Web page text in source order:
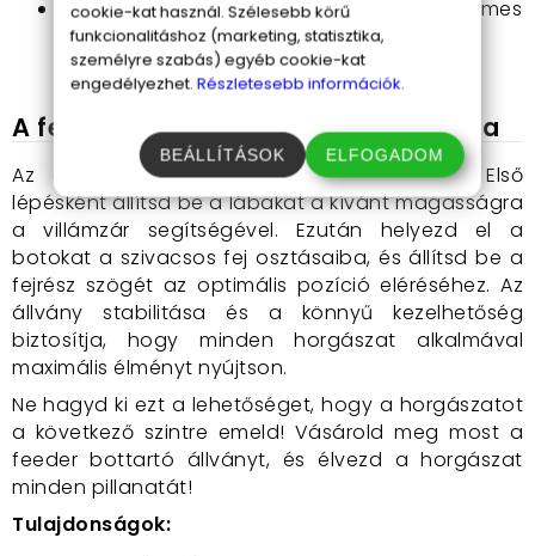
12 osztású szivacsos fej:Több bot kényelmes
és biztonságos elhelyezése, anélkül, hogy
sérülnének.
A feeder bottartó állvány használata
Az állvány használata rendkívül egyszerű. Első
lépésként állítsd be a lábakat a kívánt magasságra
a villámzár segítségével. Ezután helyezd el a
botokat a szivacsos fej osztásaiba, és állítsd be a
fejrész szögét az optimális pozíció eléréséhez. Az
állvány stabilitása és a könnyű kezelhetőség
biztosítja, hogy minden horgászat alkalmával
maximális élményt nyújtson.
Ne hagyd ki ezt a lehetőséget, hogy a horgászatot
a következő szintre emeld! Vásárold meg most a
feeder bottartó állványt, és élvezd a horgászat
minden pillanatát!
Tulajdonságok:
cookie-kat használ. Szélesebb körű
funkcionalitáshoz (marketing, statisztika,
személyre szabás) egyéb cookie-kat
engedélyezhet. Részletesebb információk.
BEÁLLÍTÁSOK ELFOGADOM